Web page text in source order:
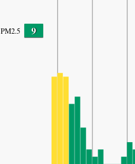
PM2.5 9